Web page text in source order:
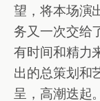
望，将本场演
务又一次交给
有时间和精力
出的总策划和
呈，高潮迭起